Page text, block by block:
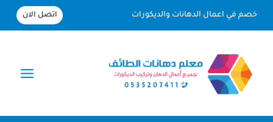
خصم في اعمال الدهانات والديكورات اتصل الان